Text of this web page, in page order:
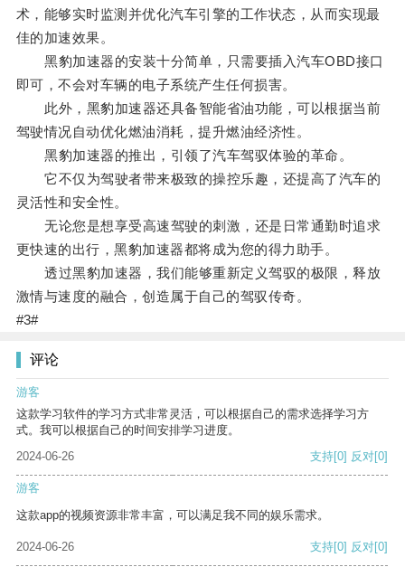
术，能够实时监测并优化汽车引擎的工作状态，从而实现最
佳的加速效果。
黑豹加速器的安装十分简单，只需要插入汽车OBD接口
即可，不会对车辆的电子系统产生任何损害。
此外，黑豹加速器还具备智能省油功能，可以根据当前
驾驶情况自动优化燃油消耗，提升燃油经济性。
黑豹加速器的推出，引领了汽车驾驭体验的革命。
它不仅为驾驶者带来极致的操控乐趣，还提高了汽车的
灵活性和安全性。
无论您是想享受高速驾驶的刺激，还是日常通勤时追求
更快速的出行，黑豹加速器都将成为您的得力助手。
透过黑豹加速器，我们能够重新定义驾驭的极限，释放
激情与速度的融合，创造属于自己的驾驭传奇。
#3#
评论
游客
这款学习软件的学习方式非常灵活，可以根据自己的需求选择学习方
式。我可以根据自己的时间安排学习进度。
2024-06-26
支持[0] 反对[0]
游客
这款app的视频资源非常丰富，可以满足我不同的娱乐需求。
2024-06-26 支持[0] 反对[0]